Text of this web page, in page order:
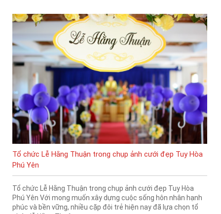
Tổ chức Lễ Hằng Thuận trong chụp ảnh cưới đẹp Tuy Hòa
Phú Yên
Tổ chức Lễ Hằng Thuận trong chụp ảnh cưới đẹp Tuy Hòa
Phú Yên Với mong muốn xây dựng cuộc sống hôn nhân hạnh
phúc và bền vững, nhiều cặp đôi trẻ hiện nay đã lựa chọn tổ